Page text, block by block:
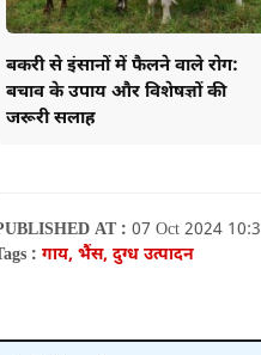
बकरी से इंसानों में फैलने वाले रोग:
बचाव के उपाय और विशेषज्ञों की
जरूरी सलाह
AT : 07 Oct 2024
: गाय, भैंस, दुग्ध उत्पादन